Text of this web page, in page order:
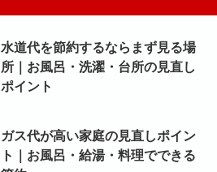
水道代を節約するならまず見る場
所｜お風呂・洗濯・台所の見直し
ポイント
ガス代が高い家庭の見直しポイン
ト｜お風呂・給湯・料理でできる